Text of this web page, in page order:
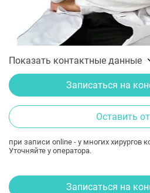
Показать контактные данные
Записаться на
Оставить
при записи online - у многих хирургов
Уточняйте у оператора.
Записаться на